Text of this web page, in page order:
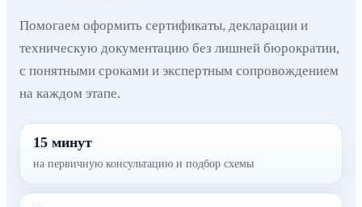
Помогаем оформить сертификаты, декларации и
техническую документацию без лишней бюрократии,
с понятными сроками и экспертным сопровождением
на каждом этапе.
15 минут
на первичную консультацию и подбор схемы